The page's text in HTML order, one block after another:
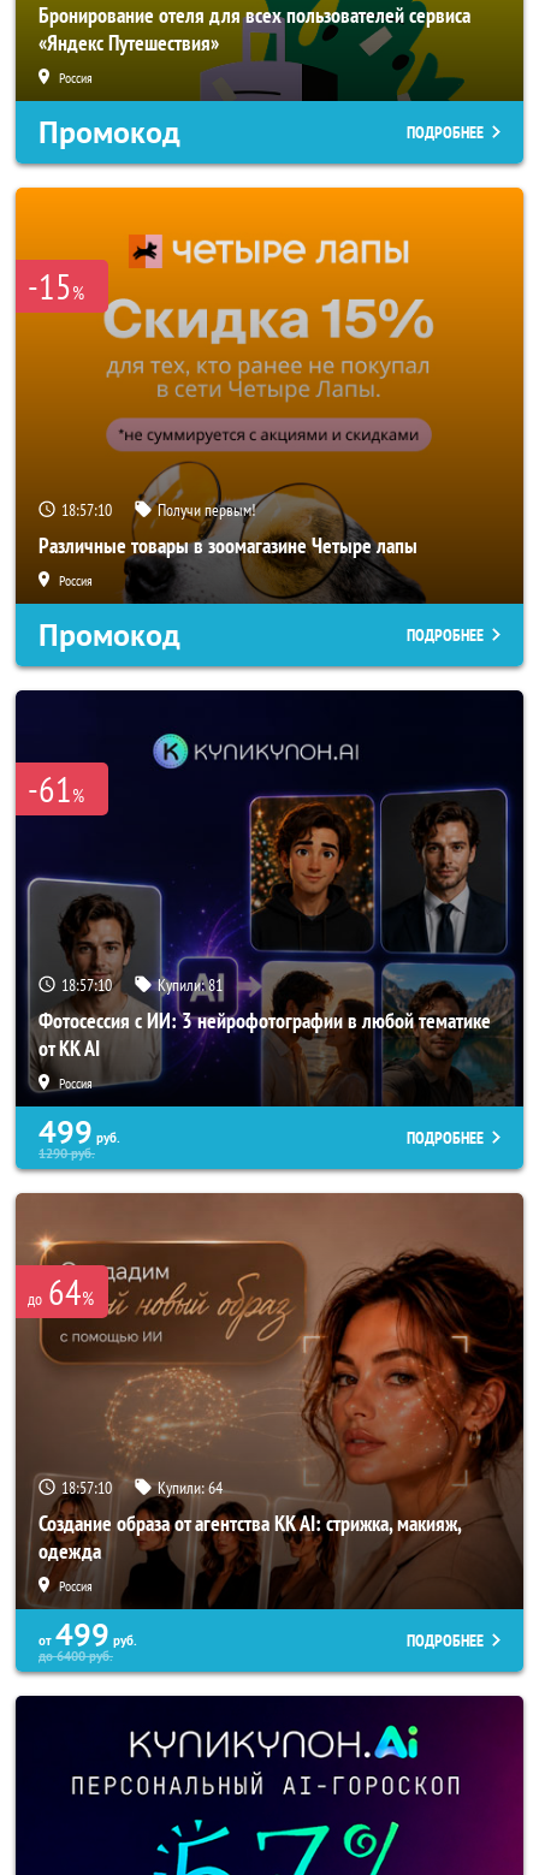
Бронирование отеля для всех пользователей сервиса
«Яндекс Путешествия»
Россия
Промокод ПОДРОБНЕЕ
-15%
18:57:08 Получи первым!
Различные товары в зоомагазине Четыре лапы
Россия
Промокод ПОДРОБНЕЕ
-61%
18:57:08 Купили:81
Фотосессия с ИИ: 3 нейрофотографии в любой тематике
от KK AI
Россия
499 руб.
1290руб.
ПОДРОБНЕЕ
до 64%
18:57:08 Купили:64
Создание образа от агентства KK AI: стрижка, макияж,
одежда
Россия
от 499 руб.
до6400руб.
ПОДРОБНЕЕ